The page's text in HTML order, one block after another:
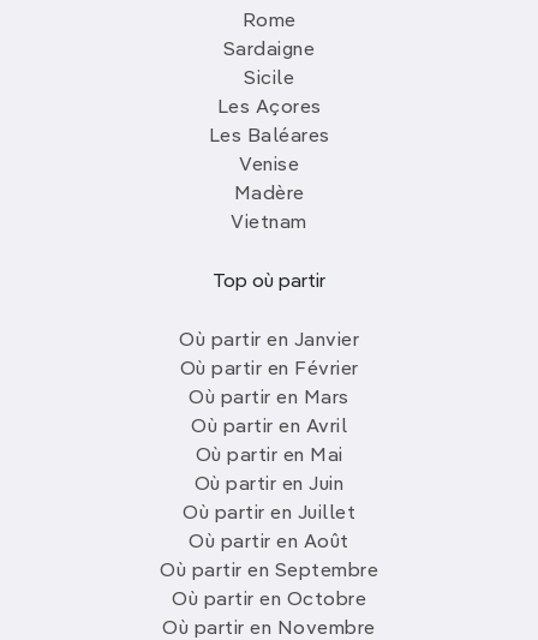
Rome
Sardaigne
Sicile
Les Açores
Les Baléares
Venise
Madère
Vietnam
Top où partir
Où partir en Janvier
Où partir en Février
Où partir en Mars
Où partir en Avril
Où partir en Mai
Où partir en Juin
Où partir en Juillet
Où partir en Août
Où partir en Septembre
Où partir en Octobre
Où partir en Novembre